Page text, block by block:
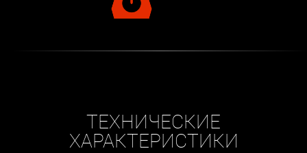
ТЕХНИЧЕСКИЕ
ХАРАКТЕРИСТИКИ